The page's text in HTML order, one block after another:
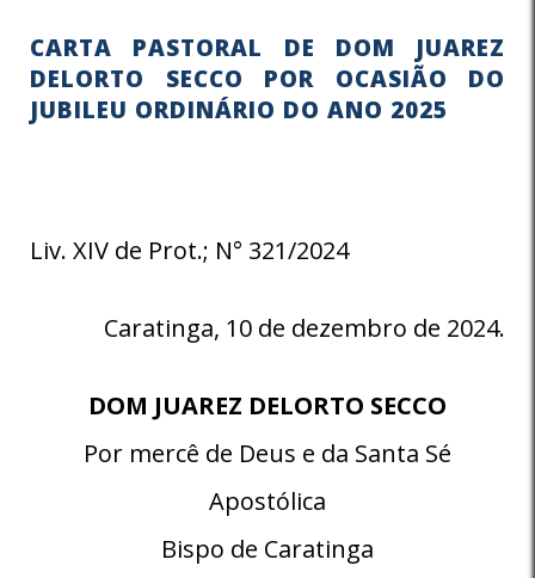
CARTA PASTORAL DE DOM JUAREZ
DELORTO SECCO POR OCASIÃO DO
JUBILEU ORDINÁRIO DO ANO 2025
Liv. XIV de Prot.; N° 321/2024
Caratinga, 10 de dezembro de 2024.
DOM JUAREZ DELORTO SECCO
Por mercê de Deus e da Santa Sé
Apostólica
Bispo de Caratinga